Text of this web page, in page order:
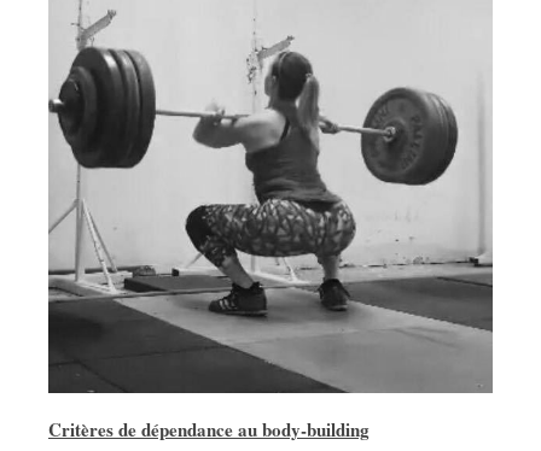
Critères de dépendance au body-building